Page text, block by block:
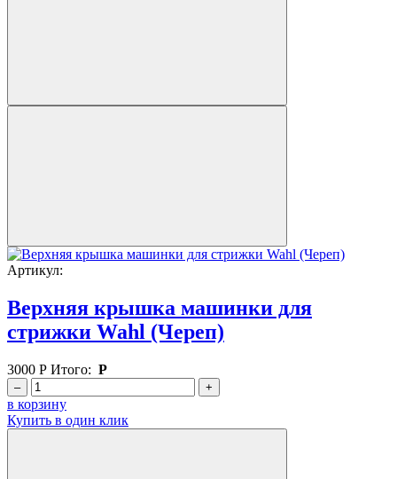
Артикул:
Верхняя крышка машинки для
стрижки Wahl (Череп)
3000 Р Итого: Р
– +
в корзину
Купить в один клик